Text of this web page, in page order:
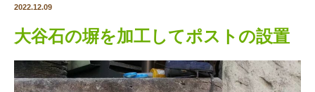
2022.12.09
大谷石の塀を加工してポストの設置